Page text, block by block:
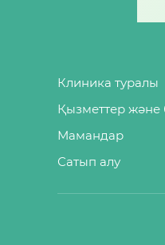
Клиника туралы
Қызметтер және
Мамандар
Сатып алу